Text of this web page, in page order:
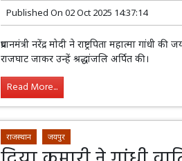
Published On 02 Oct 2025 14:37:14
प्रधानमंत्री नरेंद्र मोदी ने राष्ट्रपिता महात्मा
राजघाट जाकर उन्हें श्रद्धांजलि अर्पित की।
Read More...
राजस्थान जयपुर